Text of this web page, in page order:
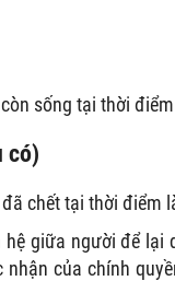
sống tại thời
có)
chết tại thời điểm
giữa người để lại
của chính